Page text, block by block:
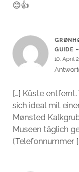
😊👍
GUIDE
10. April
[…] Küste
sich ideal mit
Mønsted
Museen täglich
(Telefonnummer